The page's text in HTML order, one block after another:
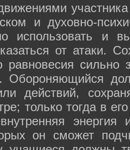
и духовно-
использовать и
от атаки.
равновесия сильно
Обороняющийся
действий,
только тогда в
он сможет